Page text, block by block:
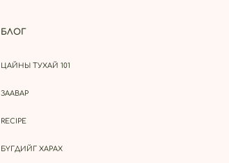
БЛОГ
ЦАЙНЫ ТУХАЙ 101
ЗААВАР
RECIPE
БҮГДИЙГ ХАРАХ